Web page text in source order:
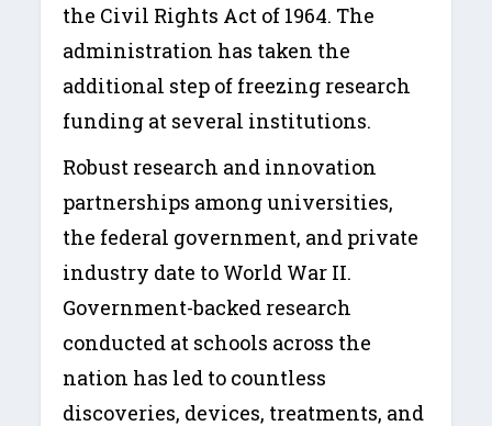
the Civil Rights Act of 1964. The
administration has taken the
additional step of freezing research
funding at several institutions.
Robust research and innovation
partnerships among universities,
the federal government, and private
industry date to World War II.
Government-backed research
conducted at schools across the
nation has led to countless
discoveries, devices, treatments, and